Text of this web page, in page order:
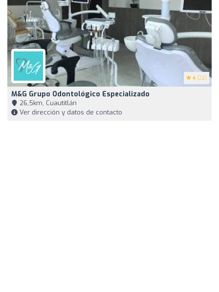
4 (22)
M&G Grupo Odontológico Especializado
26,5km, Cuautitlán
Ver dirección y datos de contacto